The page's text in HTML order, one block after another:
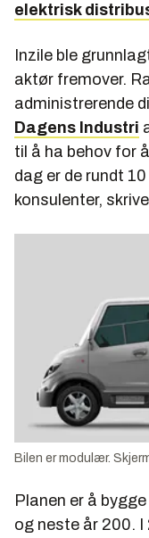
elektrisk
Inzile ble
aktør fremover.
administrerende
Dagens Industri
til å ha behov for
dag er de rundt
konsulenter,
Bilen er modulær.
Planen er å
og neste år 200.